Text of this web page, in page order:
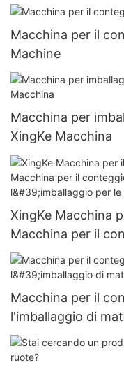
Macchina per il
Machine
Macchina per
XingKe Macchina
XingKe Macchina
Macchina per il
Macchina per
Macchina per il
l'imballaggio di